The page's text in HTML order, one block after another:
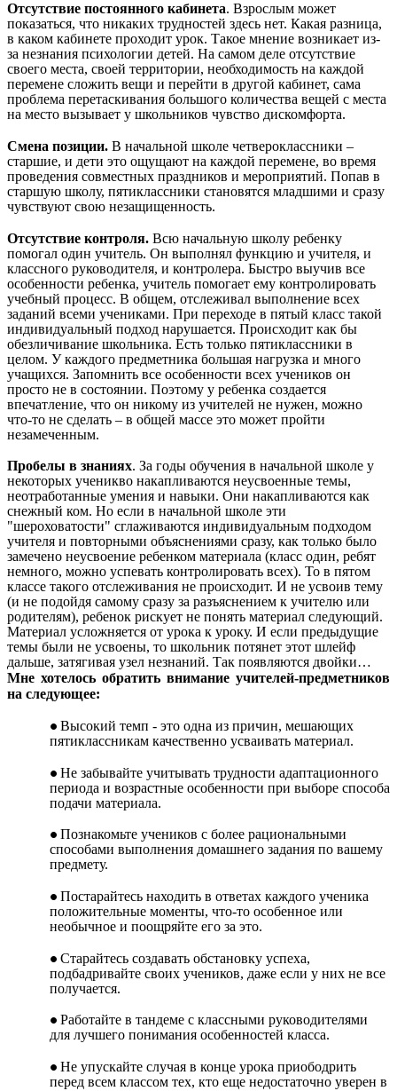
Отсутствие постоянного кабинета. Взрослым может
показаться, что никаких трудностей здесь нет. Какая разница,
в каком кабинете проходит урок. Такое мнение возникает из-
за незнания психологии детей. На самом деле отсутствие
своего места, своей территории, необходимость на каждой
перемене сложить вещи и перейти в другой кабинет, сама
проблема перетаскивания большого количества вещей с места
на место вызывает у школьников чувство дискомфорта.
Смена позиции. В начальной школе четвероклассники –
старшие, и дети это ощущают на каждой перемене, во время
проведения совместных праздников и мероприятий. Попав в
старшую школу, пятиклассники становятся младшими и сразу
чувствуют свою незащищенность.
Отсутствие контроля. Всю начальную школу ребенку
помогал один учитель. Он выполнял функцию и учителя, и
классного руководителя, и контролера. Быстро выучив все
особенности ребенка, учитель помогает ему контролировать
учебный процесс. В общем, отслеживал выполнение всех
заданий всеми учениками. При переходе в пятый класс такой
индивидуальный подход нарушается. Происходит как бы
обезличивание школьника. Есть только пятиклассники в
целом. У каждого предметника большая нагрузка и много
учащихся. Запомнить все особенности всех учеников он
просто не в состоянии. Поэтому у ребенка создается
впечатление, что он никому из учителей не нужен, можно
что-то не сделать – в общей массе это может пройти
незамеченным.
Пробелы в знаниях. За годы обучения в начальной школе у
некоторых ученикво накапливаются неусвоенные темы,
неотработанные умения и навыки. Они накапливаются как
снежный ком. Но если в начальной школе эти
"шероховатости" сглаживаются индивидуальным подходом
учителя и повторными объяснениями сразу, как только было
замечено неусвоение ребенком материала (класс один, ребят
немного, можно успевать контролировать всех). То в пятом
классе такого отслеживания не происходит. И не усвоив тему
(и не подойдя самому сразу за разъяснением к учителю или
родителям), ребенок рискует не понять материал следующий.
Материал усложняется от урока к уроку. И если предыдущие
темы были не усвоены, то школьник потянет этот шлейф
дальше, затягивая узел незнаний. Так появляются двойки…
Мне хотелось обратить внимание учителей-предметников
на следующее:
Высокий темп - это одна из причин, мешающих
пятиклассникам качественно усваивать материал.
Не забывайте учитывать трудности адаптационного
периода и возрастные особенности при выборе способа
подачи материала.
Познакомьте учеников с более рациональными
способами выполнения домашнего задания по вашему
предмету.
Постарайтесь находить в ответах каждого ученика
положительные моменты, что-то особенное или
необычное и поощряйте его за это.
Старайтесь создавать обстановку успеха,
подбадривайте своих учеников, даже если у них не все
получается.
Работайте в тандеме с классными руководителями
для лучшего понимания особенностей класса.
Не упускайте случая в конце урока приободрить
перед всем классом тех, кто еще недостаточно уверен в